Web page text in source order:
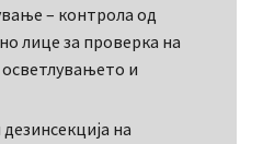
– контрола од
лице за проверка на
и
на